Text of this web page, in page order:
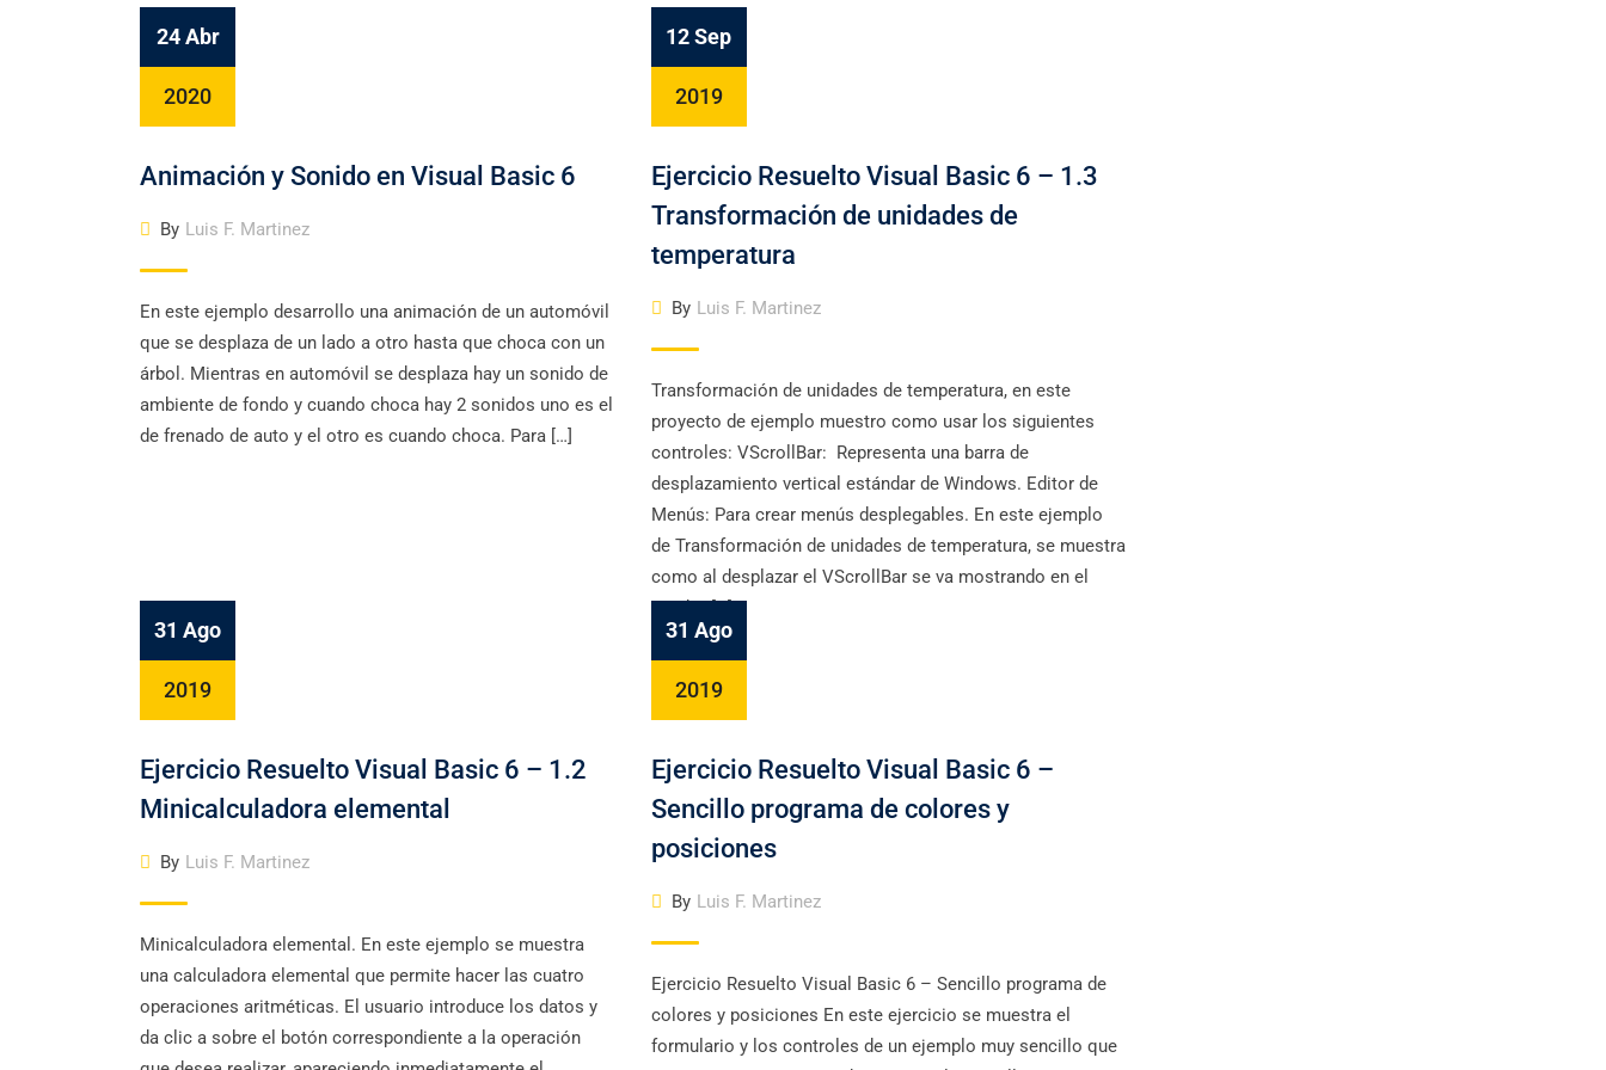
24 Abr
2020
Animación y Sonido en Visual Basic 6
By Luis F. Martinez
En este ejemplo desarrollo una animación de un automóvil
que se desplaza de un lado a otro hasta que choca con un
árbol. Mientras en automóvil se desplaza hay un sonido de
ambiente de fondo y cuando choca hay 2 sonidos uno es el
de frenado de auto y el otro es cuando choca. Para […]
12 Sep
2019
Ejercicio Resuelto Visual Basic 6 – 1.3
Transformación de unidades de
temperatura
By Luis F. Martinez
Transformación de unidades de temperatura, en este
proyecto de ejemplo muestro como usar los siguientes
controles: VScrollBar: Representa una barra de
desplazamiento vertical estándar de Windows. Editor de
Menús: Para crear menús desplegables. En este ejemplo
de Transformación de unidades de temperatura, se muestra
como al desplazar el VScrollBar se va mostrando en el
cuadro […]
31 Ago
2019
Ejercicio Resuelto Visual Basic 6 – 1.2
Minicalculadora elemental
By Luis F. Martinez
Minicalculadora elemental. En este ejemplo se muestra
una calculadora elemental que permite hacer las cuatro
operaciones aritméticas. El usuario introduce los datos y
da clic a sobre el botón correspondiente a la operación
31 Ago
2019
Ejercicio Resuelto Visual Basic 6 –
Sencillo programa de colores y
posiciones
By Luis F. Martinez
Ejercicio Resuelto Visual Basic 6 – Sencillo programa de
colores y posiciones En este ejercicio se muestra el
formulario y los controles de un ejemplo muy sencillo que